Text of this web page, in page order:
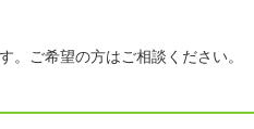
ご希望の方はご相談ください。